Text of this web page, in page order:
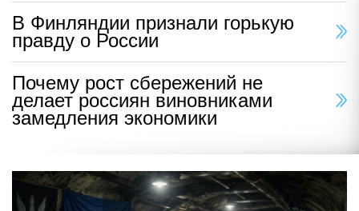
В Финляндии признали горькую
правду о России
Почему рост сбережений не
делает россиян виновниками
замедления экономики